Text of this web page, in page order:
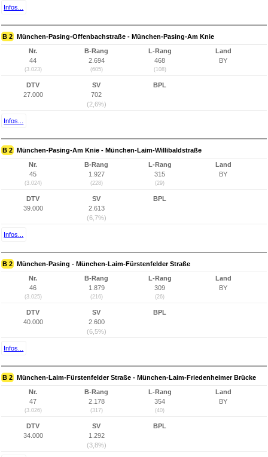
Infos...
B 2 München-Pasing-Offenbachstraße - München-Pasing-Am Knie
Nr.
44
(3.023)
B-Rang
2.694
(605)
L-Rang
468
(108)
Land
BY
DTV
27.000
SV
702
(2,6%)
BPL
Infos...
B 2 München-Pasing-Am Knie - München-Laim-Willibaldstraße
Nr.
45
(3.024)
B-Rang
1.927
(228)
L-Rang
315
(29)
Land
BY
DTV
39.000
SV
2.613
(6,7%)
BPL
Infos...
B 2 München-Pasing - München-Laim-Fürstenfelder Straße
Nr.
46
(3.025)
B-Rang
1.879
(216)
L-Rang
309
(26)
Land
BY
DTV
40.000
SV
2.600
(6,5%)
BPL
Infos...
B 2 München-Laim-Fürstenfelder Straße - München-Laim-Friedenheimer Brücke
Nr.
47
(3.026)
B-Rang
2.178
(317)
L-Rang
354
(40)
Land
BY
DTV
34.000
SV
1.292
(3,8%)
BPL